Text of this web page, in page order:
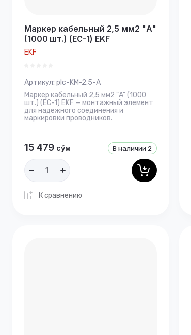
Маркер кабельный 2,5 мм2 "A"
(1000 шт.) (ЕС-1) EKF
EKF
Артикул: plc-KM-2.5-A
Маркер кабельный 2,5 мм2 "A" (1000
шт.) (ЕС-1) EKF — монтажный элемент
для надежного соединения и
маркировки проводников.
В наличии 2
15 479 сўм
К сравнению